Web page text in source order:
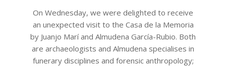
On Wednesday, we were delighted to receive
an unexpected visit to the Casa de la Memoria
by Juanjo Marí and Almudena García-Rubio. Both
are archaeologists and Almudena specialises in
funerary disciplines and forensic anthropology;